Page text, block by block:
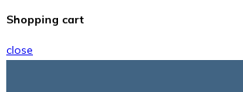
Shopping cart
close